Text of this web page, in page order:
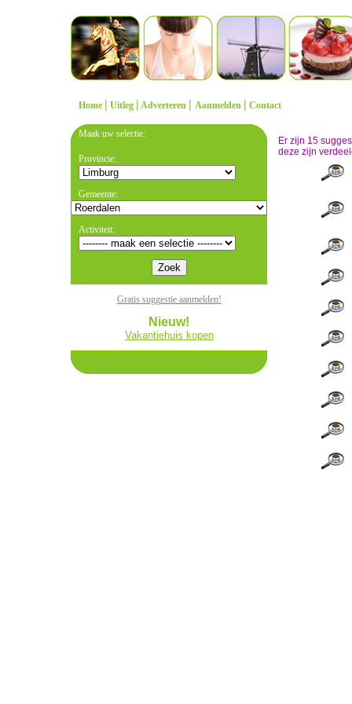
Home | Uitleg | Adverteren | Aanmelden | Contact
Maak uw selectie:
Provincie:
Gemeente:
Activiteit:
Gratis suggestie aanmelden!
Nieuw!
Vakantiehuis kopen
Er zijn 15
deze zijn